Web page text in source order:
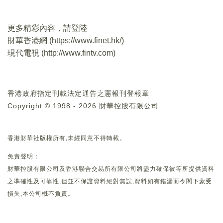
更多精彩內容，請登陸
財華香港網 (https://www.finet.hk/)
現代電視 (http://www.fintv.com)
香港政府指定刊載法定通告之憲報刊登報章
Copyright © 1998 - 2026 財華控股有限公司
香港財華社版權所有,未經同意不得轉載。
免責聲明：
財華控股有限公司及香港聯合交易所有限公司將盡力確保彼等所提供資料
之準確性及可靠性,但並不保證資料絕對無誤,資料如有錯漏而令閣下蒙受
損失,本公司概不負責。